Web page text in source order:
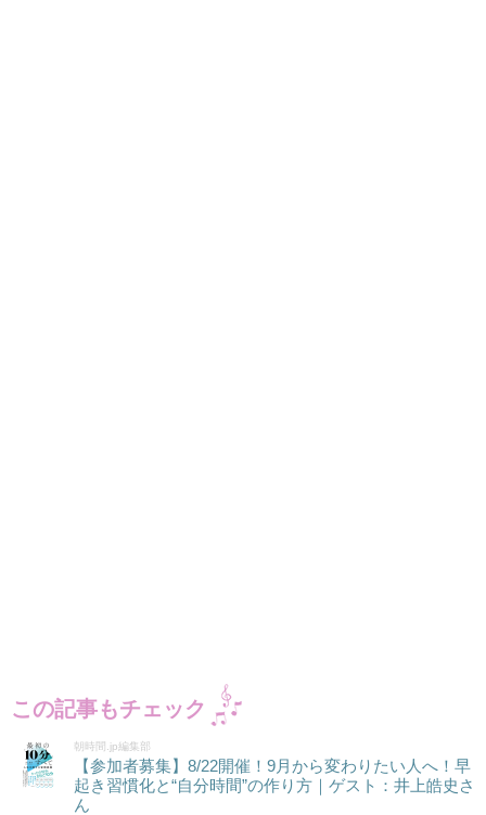
この記事もチェック
朝時間.jp編集部
【参加者募集】8/22開催！9月から変わりたい人へ！早
起き習慣化と“自分時間”の作り方｜ゲスト：井上皓史さ
ん